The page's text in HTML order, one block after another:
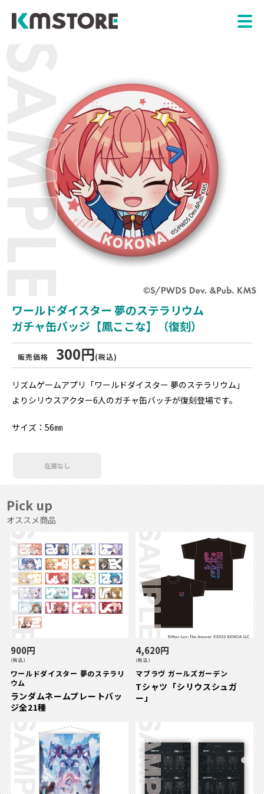
ワールドダイスター 夢のステラリウム
ガチャ缶バッジ【鳳ここな】（復刻）
販売価格 300円(税込)
リズムゲームアプリ「ワールドダイスター 夢のステラリウム」
よりシリウスアクター6人のガチャ缶バッチが復刻登場です。
サイズ：56㎜
在庫なし
Pick up
オススメ商品
900円
(税込)
ワールドダイスター 夢のステラリ
ウム
ランダムネームプレートバッ
ジ全21種
4,620円
(税込)
マブラヴ ガールズガーデン
Tシャツ「シリウスシュガ
ー」